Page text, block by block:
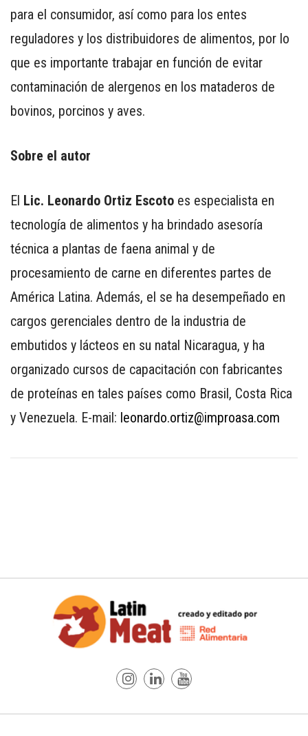
para el consumidor, así como para los entes
reguladores y los distribuidores de alimentos, por lo
que es importante trabajar en función de evitar
contaminación de alergenos en los mataderos de
bovinos, porcinos y aves.
Sobre el autor
El Lic. Leonardo Ortiz Escoto es especialista en
tecnología de alimentos y ha brindado asesoría
técnica a plantas de faena animal y de
procesamiento de carne en diferentes partes de
América Latina. Además, el se ha desempeñado en
cargos gerenciales dentro de la industria de
embutidos y lácteos en su natal Nicaragua, y ha
organizado cursos de capacitación con fabricantes
de proteínas en tales países como Brasil, Costa Rica
y Venezuela. E-mail: leonardo.ortiz@improasa.com